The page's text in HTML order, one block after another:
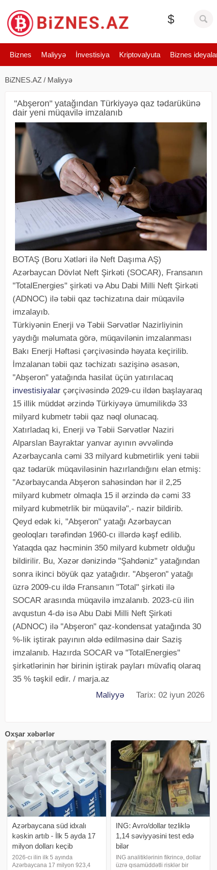
$
Biznes Maliyyə İnvestisiya Kriptovalyuta Biznes
BiZNES.AZ / Maliyyə
"Abşeron" yatağından Türkiyəyə qaz tədarükünə
dair yeni müqavilə imzalanıb
BOTAŞ (Boru Xətləri ilə Neft Daşıma AŞ)
Azərbaycan Dövlət Neft Şirkəti (SOCAR), Fransanın
"TotalEnergies" şirkəti və Abu Dabi Milli Neft Şirkəti
(ADNOC) ilə təbii qaz təchizatına dair müqavilə
imzalayıb.
Türkiyənin Enerji və Təbii Sərvətlər Nazirliyinin
yaydığı məlumata görə, müqavilənin imzalanması
Bakı Enerji Həftəsi çərçivəsində həyata keçirilib.
İmzalanan təbii qaz təchizatı sazişinə əsasən,
"Abşeron" yatağında hasilat üçün yatırılacaq
investisiyalar çərçivəsində 2029-cu ildən başlayaraq
15 illik müddət ərzində Türkiyəyə ümumilikdə 33
milyard kubmetr təbii qaz nəql olunacaq.
Xatırladaq ki, Enerji və Təbii Sərvətlər Naziri
Alparslan Bayraktar yanvar ayının əvvəlində
Azərbaycanla cəmi 33 milyard kubmetirlik yeni təbii
qaz tədarük müqaviləsinin hazırlandığını elan etmiş:
"Azərbaycanda Abşeron sahəsindən hər il 2,25
milyard kubmetr olmaqla 15 il ərzində də cəmi 33
milyard kubmetrlik bir müqavilə",- nazir bildirib.
Qeyd edək ki, "Abşeron" yatağı Azərbaycan
geoloqları tərəfindən 1960-cı illərdə kəşf edilib.
Yataqda qaz həcminin 350 milyard kubmetr olduğu
bildirilir. Bu, Xəzər dənizində "Şahdəniz" yatağından
sonra ikinci böyük qaz yatağıdır. "Abşeron" yatağı
üzrə 2009-cu ildə Fransanın "Total" şirkəti ilə
SOCAR arasında müqavilə imzalanıb. 2023-cü ilin
avqustun 4-də isə Abu Dabi Milli Neft Şirkəti
(ADNOC) ilə "Abşeron" qaz-kondensat yatağında 30
%-lik iştirak payının əldə edilməsinə dair Saziş
imzalanıb. Hazırda SOCAR və "TotalEnergies"
şirkətlərinin hər birinin iştirak payları müvafiq olaraq
35 % təşkil edir. / marja.az
Maliyyə Tarix: 02 iyun 2026
Oxşar xəbərlər
Azərbaycana süd idxalı
kəskin artıb - İlk 5 ayda 17
milyon dolları keçib
2026-cı ilin ilk 5 ayında
Azərbaycana 17 milyon 923,4
ING: Avro/dollar tezliklə
1,14 səviyyəsini test edə
bilər
ING analitiklərinin fikrincə, dollar
üzrə qısamüddətli risklər bir